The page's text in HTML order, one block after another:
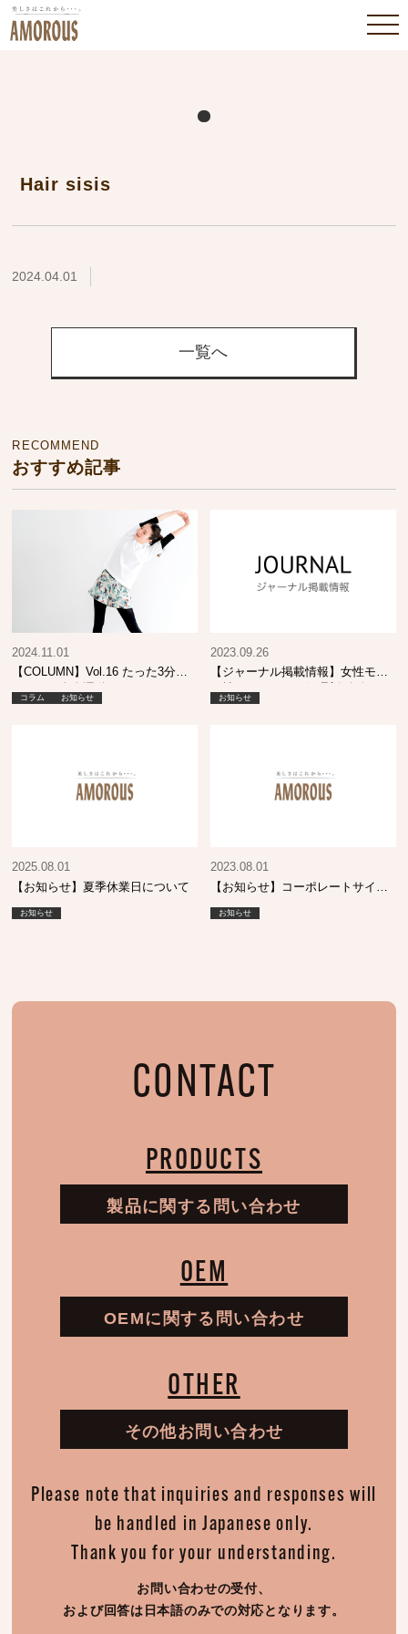
Hair sisis
2024.04.01
一覧へ
RECOMMEND
おすすめ記事
【COLUMN】Vol.16 たった3分の
2024.11.01
コラム お知らせ
【ジャーナル掲載情報】女性モー
BOOK
2023.09.26
お知らせ
【お知らせ】夏季休業日について
2025.08.01
お知らせ
【お知らせ】コーポレートサイト
2023.08.01
お知らせ
CONTACT
PRODUCTS
製品に関する問い合わせ
OEM
OEMに関する問い合わせ
OTHER
その他お問い合わせ
Please note that inquiries and responses will
be handled in Japanese only.
Thank you for your understanding.
お問い合わせの受付、
および回答は日本語のみでの対応となります。